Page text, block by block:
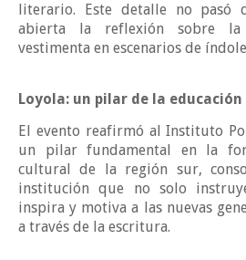
literario. Este detalle no pasó
abierta la reflexión sobre
vestimenta en escenarios de
Loyola: un pilar de la
El evento reafirmó al Instituto
un pilar fundamental en la
cultural de la región sur,
institución que no solo
inspira y motiva a las nuevas
a través de la escritura.